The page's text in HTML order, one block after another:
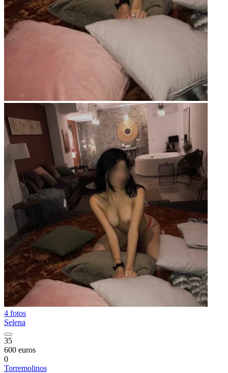
4 fotos
Selena
35
600 euros
0
Torremolinos